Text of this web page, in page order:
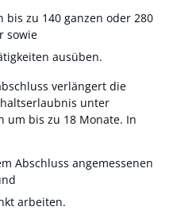
bis zu 140 ganzen oder 280
sowie
ausüben.
verlängert die
unter
um bis zu 18 Monate. In
Abschluss angemessenen
arbeiten.